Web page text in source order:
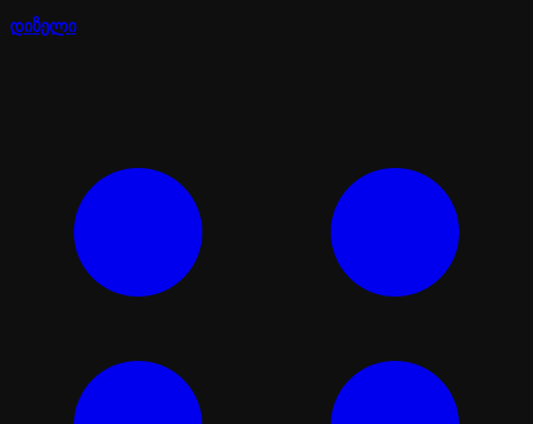
დიზელი